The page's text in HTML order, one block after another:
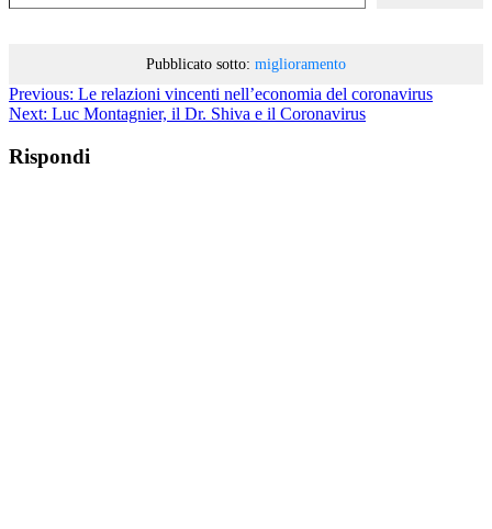
Pubblicato sotto: miglioramento
Previous: Le relazioni vincenti nell’economia del coronavirus
Next: Luc Montagnier, il Dr. Shiva e il Coronavirus
Rispondi